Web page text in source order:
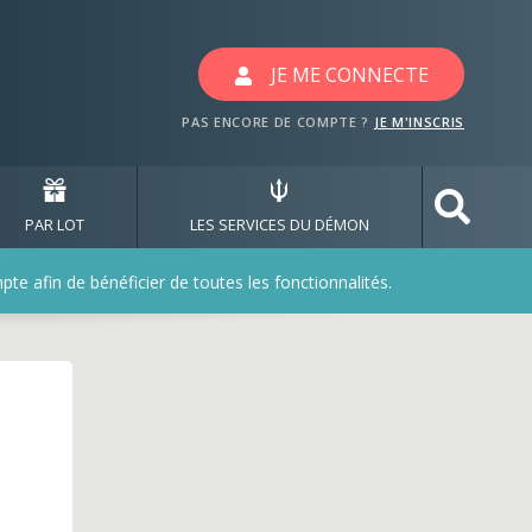
JE ME CONNECTE
PAS ENCORE DE COMPTE ? JE M'INSCRIS
PAR LOT LES SERVICES DU DÉMON
afin de bénéficier de toutes les fonctionnalités.